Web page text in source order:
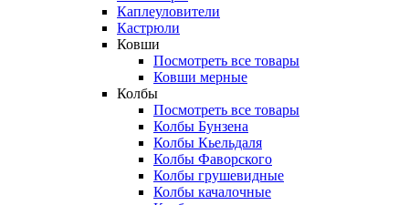
Каплеуловители
Кастрюли
Ковши
Посмотреть все товары
Ковши мерные
Колбы
Посмотреть все товары
Колбы Бунзена
Колбы Кьельдаля
Колбы Фаворского
Колбы грушевидные
Колбы качалочные